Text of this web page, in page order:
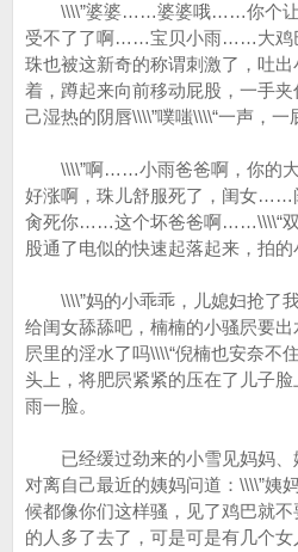
\\\\”婆婆……婆婆哦……你个让
受不了了啊……宝贝小雨……大鸡
珠也被这新奇的称谓刺激了，吐
着，蹲起来向前移动屁股，一手
己湿热的阴唇\\\\”噗嗤\\\\“一声，一
\\\\”啊……小雨爸爸啊，你的大
好涨啊，珠儿舒服死了，闺女
肏死你……这个坏爸爸啊……\\\\“双
股通了电似的快速起落起来，拍的
\\\\”妈的小乖乖，儿媳妇抢了
给闺女舔舔吧，楠楠的小骚屄要
屄里的淫水了吗\\\\“倪楠也安奈不
头上，将肥屄紧紧的压在了儿子
雨一脸。
已经缓过劲来的小雪见妈妈、
对离自己最近的姨妈问道：\\\\”姨
候都像你们这样骚，见了鸡巴就不
的人多了去了，可是可是有几个